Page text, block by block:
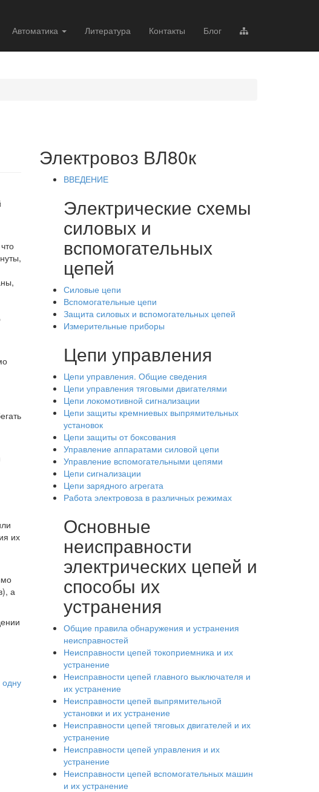
Автоматика Литература Контакты Блог
их
а
Электровоз ВЛ80к
ВВЕДЕНИЕ
Электрические схемы
силовых и
вспомогательных
цепей
Силовые цепи
Вспомогательные цепи
Защита силовых и вспомогательных цепей
Измерительные приборы
Цепи управления
Цепи управления. Общие сведения
Цепи управления тяговыми двигателями
Цепи локомотивной сигнализации
Цепи защиты кремниевых выпрямительных
установок
Цепи защиты от боксования
Управление аппаратами силовой цепи
Управление вспомогательными цепями
Цепи сигнализации
Цепи зарядного агрегата
Работа электровоза в различных режимах
Основные
неисправности
электрических цепей и
способы их
устранения
Общие правила обнаружения и устранения
неисправностей
Неисправности цепей токоприемника и их
устранение
Неисправности цепей главного выключателя и
их устранение
Неисправности цепей выпрямительной
установки и их устранение
Неисправности цепей тяговых двигателей и их
устранение
Неисправности цепей управления и их
устранение
Неисправности цепей вспомогательных машин
и их устранение